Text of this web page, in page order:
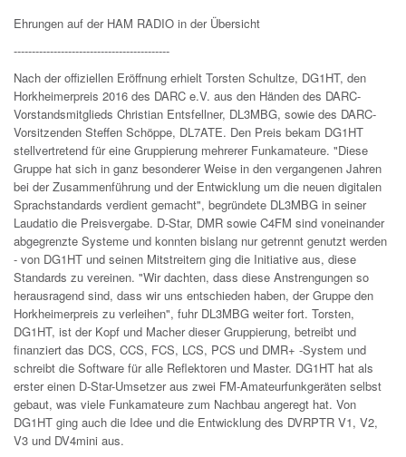
Ehrungen auf der HAM RADIO in der Übersicht
-------------------------------------------
Nach der offiziellen Eröffnung erhielt Torsten Schultze, DG1HT, den
Horkheimerpreis 2016 des DARC e.V. aus den Händen des DARC-
Vorstandsmitglieds Christian Entsfellner, DL3MBG, sowie des DARC-
Vorsitzenden Steffen Schöppe, DL7ATE. Den Preis bekam DG1HT
stellvertretend für eine Gruppierung mehrerer Funkamateure. "Diese
Gruppe hat sich in ganz besonderer Weise in den vergangenen Jahren
bei der Zusammenführung und der Entwicklung um die neuen digitalen
Sprachstandards verdient gemacht", begründete DL3MBG in seiner
Laudatio die Preisvergabe. D-Star, DMR sowie C4FM sind voneinander
abgegrenzte Systeme und konnten bislang nur getrennt genutzt werden
- von DG1HT und seinen Mitstreitern ging die Initiative aus, diese
Standards zu vereinen. "Wir dachten, dass diese Anstrengungen so
herausragend sind, dass wir uns entschieden haben, der Gruppe den
Horkheimerpreis zu verleihen", fuhr DL3MBG weiter fort. Torsten,
DG1HT, ist der Kopf und Macher dieser Gruppierung, betreibt und
finanziert das DCS, CCS, FCS, LCS, PCS und DMR+ -System und
schreibt die Software für alle Reflektoren und Master. DG1HT hat als
erster einen D-Star-Umsetzer aus zwei FM-Amateurfunkgeräten selbst
gebaut, was viele Funkamateure zum Nachbau angeregt hat. Von
DG1HT ging auch die Idee und die Entwicklung des DVRPTR V1, V2,
V3 und DV4mini aus.